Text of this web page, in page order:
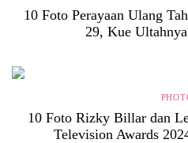
10 Foto Perayaan Ulang
29, Kue
10 Foto Rizky Billar dan
Television Awards